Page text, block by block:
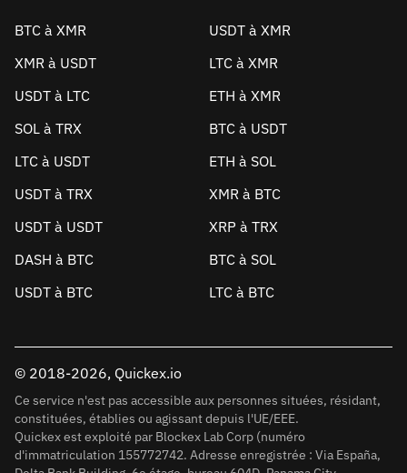
BTC à XMR
USDT à XMR
XMR à USDT
LTC à XMR
USDT à LTC
ETH à XMR
SOL à TRX
BTC à USDT
LTC à USDT
ETH à SOL
USDT à TRX
XMR à BTC
USDT à USDT
XRP à TRX
DASH à BTC
BTC à SOL
USDT à BTC
LTC à BTC
© 2018-2026, Quickex.io
Ce service n'est pas accessible aux personnes situées, résidant,
constituées, établies ou agissant depuis l'UE/EEE.
Quickex est exploité par Blockex Lab Corp (numéro
d'immatriculation 155772742. Adresse enregistrée : Via España,